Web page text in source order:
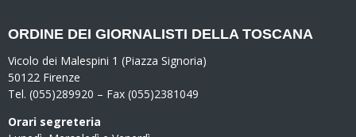
ORDINE DEI GIORNALISTI DELLA TOSCANA
Vicolo dei Malespini 1 (Piazza Signoria)
50122 Firenze
Tel. (055)289920 – Fax (055)2381049
Orari segreteria